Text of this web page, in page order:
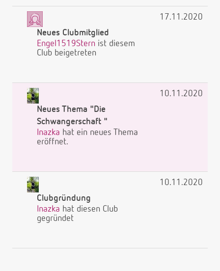
Neues Clubmitglied
Engel1519Stern ist diesem
Club beigetreten
17.11.2020
Neues Thema "Die
Schwangerschaft "
Inazka hat ein neues Thema
eröffnet.
10.11.2020
Clubgründung
Inazka hat diesen Club
gegründet
10.11.2020